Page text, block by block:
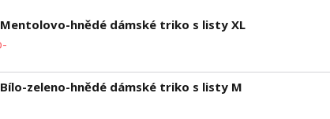
Mentolovo-hnědé dámské triko s listy XL
Bílo-zeleno-hnědé dámské triko s listy M